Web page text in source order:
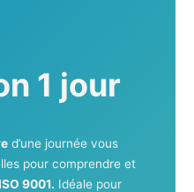
1 jour
d’une journée vous
pour comprendre et
9001. Idéale pour